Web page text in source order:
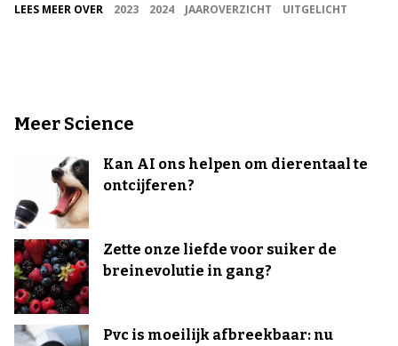
LEES MEER OVER 2023 2024 JAAROVERZICHT UITGELICHT
Meer Science
Kan AI ons helpen om dierentaal te
ontcijferen?
Zette onze liefde voor suiker de
breinevolutie in gang?
Pvc is moeilijk afbreekbaar: nu